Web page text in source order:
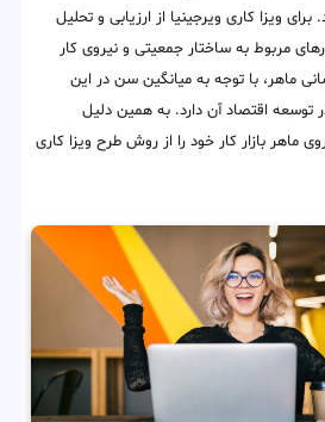
ویزا کاری ویرجینیا از ارزیابی و تحلیل
مربوط به ساختار جمعیتی و نیروی کار
ماهر، با توجه به میانگین سن در این
اقتصاد آن دارد. به همین دلیل
ماهر بازار کار خود را از روش طرح ویزا کاری